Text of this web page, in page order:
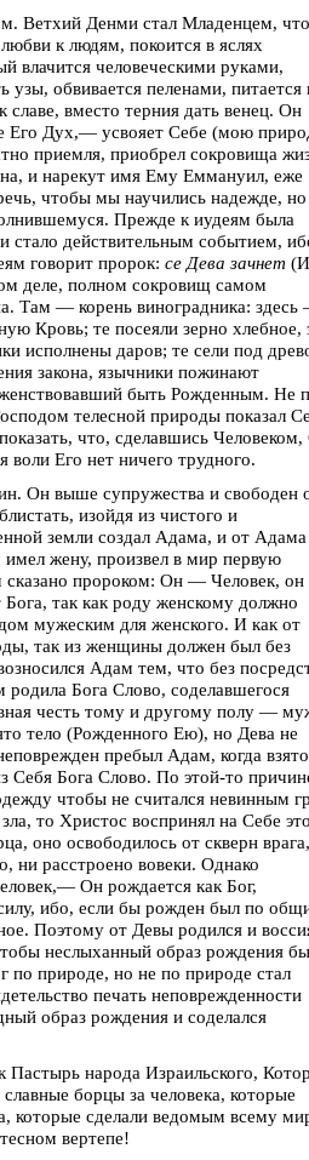
Ветхий Денми стал Младенцем,
к людям, покоится в яслях
влачится человеческими руками,
узы, обвивается пеленами, питается
славе, вместо терния дать венец. Он
Его Дух,— усвояет Себе (мою
приемля, приобрел сокровища
и нарекут имя Ему Еммануил, еже
чтобы мы научились надежде, но
Прежде к иудеям была
стало действительным событием,
говорит пророк: се Дева зачнет
деле, полном сокровищ самом
Там — корень виноградника:
Кровь; те посеяли зерно хлебное,
исполнены даров; те сели под
закона, язычники пожинают
быть Рожденным. Не
телесной природы показал
что, сделавшись
воли Его нет ничего трудного.
Он выше супружества и свободен
изойдя из чистого и
земли создал Адама, и от Адама
жену, произвел в мир первую
пророком: Он — Человек, он
так как роду женскому должно
мужеским для женского. И как от
так из женщины должен был без
Адам тем, что без
Бога Слово, соделавшегося
честь тому и другому полу —
тело (Рожденного Ею), но Дева не
пребыл Адам, когда взято
Себя Бога Слово. По этой-то
чтобы не считался невинным
то Христос воспринял на Себе это
оно освободилось от скверн
ни расстроено вовеки. Однако
Он рождается как Бог,
ибо, если бы рожден был по
Поэтому от Девы родился и
неслыханный образ рождения
по природе, но не по природе стал
печать неповрежденности
образ рождения и соделался
Пастырь народа Израильского,
борцы за человека, которые
которые сделали ведомым всему
вертепе!